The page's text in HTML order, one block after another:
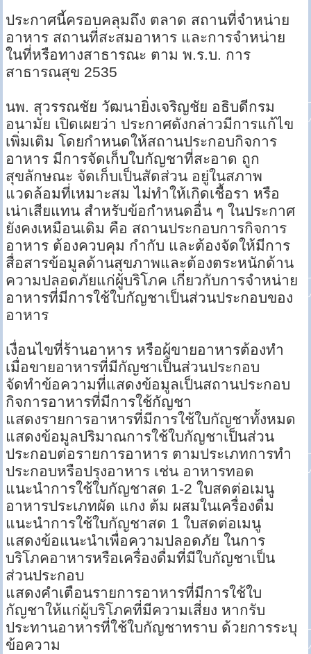
ประกาศนี้ครอบคลุมถึง ตลาด สถานที่จำหน่าย
อาหาร สถานที่สะสมอาหาร และการจำหน่าย
ในที่หรือทางสาธารณะ ตาม พ.ร.บ. การ
สาธารณสุข 2535
นพ. สุวรรณชัย วัฒนายิ่งเจริญชัย อธิบดีกรม
อนามัย เปิดเผยว่า ประกาศดังกล่าวมีการแก้ไข
เพิ่มเติม โดยกำหนดให้สถานประกอบกิจการ
อาหาร มีการจัดเก็บใบกัญชาที่สะอาด ถูก
สุขลักษณะ จัดเก็บเป็นสัดส่วน อยู่ในสภาพ
แวดล้อมที่เหมาะสม ไม่ทำให้เกิดเชื้อรา หรือ
เน่าเสียแทน สำหรับข้อกำหนดอื่น ๆ ในประกาศ
ยังคงเหมือนเดิม คือ สถานประกอบการกิจการ
อาหาร ต้องควบคุม กำกับ และต้องจัดให้มีการ
สื่อสารข้อมูลด้านสุขภาพและต้องตระหนักด้าน
ความปลอดภัยแก่ผู้บริโภค เกี่ยวกับการจำหน่าย
อาหารที่มีการใช้ใบกัญชาเป็นส่วนประกอบของ
อาหาร
เงื่อนไขที่ร้านอาหาร หรือผู้ขายอาหารต้องทำ
เมื่อขายอาหารที่มีกัญชาเป็นส่วนประกอบ
จัดทำข้อความที่แสดงข้อมูลเป็นสถานประกอบ
กิจการอาหารที่มีการใช้กัญชา
แสดงรายการอาหารที่มีการใช้ใบกัญชาทั้งหมด
แสดงข้อมูลปริมาณการใช้ใบกัญชาเป็นส่วน
ประกอบต่อรายการอาหาร ตามประเภทการทำ
ประกอบหรือปรุงอาหาร เช่น อาหารทอด
แนะนำการใช้ใบกัญชาสด 1-2 ใบสดต่อเมนู
อาหารประเภทผัด แกง ต้ม ผสมในเครื่องดื่ม
แนะนำการใช้ใบกัญชาสด 1 ใบสดต่อเมนู
แสดงข้อแนะนำเพื่อความปลอดภัย ในการ
บริโภคอาหารหรือเครื่องดื่มที่มีใบกัญชาเป็น
ส่วนประกอบ
แสดงคำเตือนรายการอาหารที่มีการใช้ใบ
กัญชาให้แก่ผู้บริโภคที่มีความเสี่ยง หากรับ
ประทานอาหารที่ใช้ใบกัญชาทราบ ด้วยการระบุ
ข้อความ